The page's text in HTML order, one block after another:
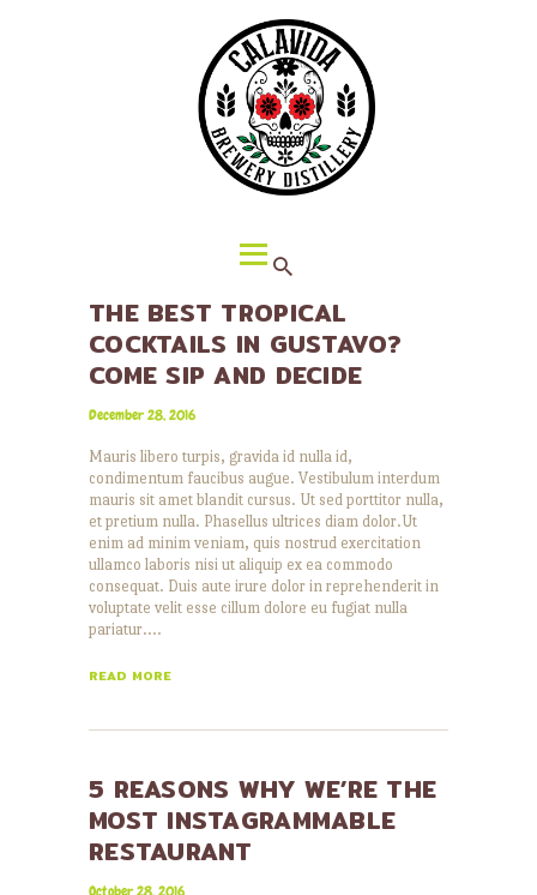
ABOUT CALAVIDA
EVENTS
¡VIVA CALAVIDA!
LOCATIONS
THE BEST TROPICAL
COCKTAILS IN GUSTAVO?
COME SIP AND DECIDE
December 28, 2016
Mauris libero turpis, gravida id nulla id,
condimentum faucibus augue. Vestibulum interdum
mauris sit amet blandit cursus. Ut sed porttitor nulla,
et pretium nulla. Phasellus ultrices diam dolor.Ut
enim ad minim veniam, quis nostrud exercitation
ullamco laboris nisi ut aliquip ex ea commodo
consequat. Duis aute irure dolor in reprehenderit in
voluptate velit esse cillum dolore eu fugiat nulla
pariatur.…
READ MORE
5 REASONS WHY WE’RE THE
MOST INSTAGRAMMABLE
RESTAURANT
October 28, 2016